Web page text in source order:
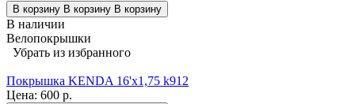
В корзину В корзину В корзину
В наличии
Велопокрышки
Убрать из избранного
Покрышка KENDA 16'х1,75 k912
Цена: 600 р.